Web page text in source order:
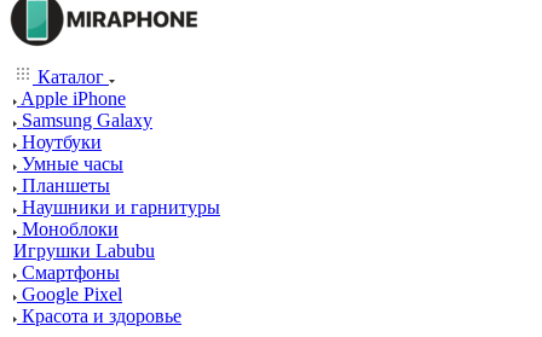
Каталог
Apple iPhone
Samsung Galaxy
Ноутбуки
Умные часы
Планшеты
Наушники и гарнитуры
Моноблоки
Игрушки Labubu
Смартфоны
Google Pixel
Красота и здоровье